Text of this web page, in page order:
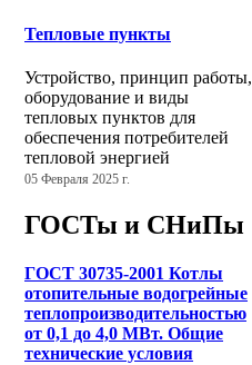
Тепловые пункты
Устройство, принцип работы,
оборудование и виды
тепловых пунктов для
обеспечения потребителей
тепловой энергией
05 Февраля 2025 г.
ГОСТы и СНиПы
ГОСТ 30735-2001 Котлы
отопительные водогрейные
теплопроизводительностью
от 0,1 до 4,0 МВт. Общие
технические условия